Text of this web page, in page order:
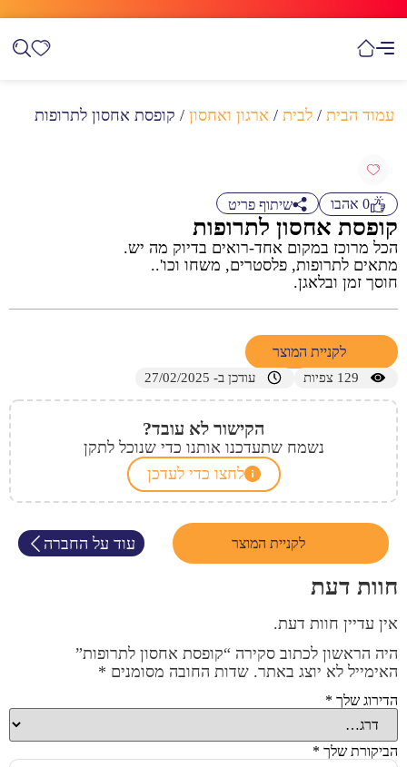
עמוד הבית / לבית / ארגון ואחסון / קופסת אחסון לתרופות
0 אהבו שיתוף פריט
קופסת אחסון לתרופות
הכל מרוכז במקום אחד-רואים בדיוק מה יש.
מתאים לתרופות, פלסטרים, משחו וכו'..
חוסך זמן ובלאגן.
לקניית המוצר
129 צפיות עודכן ב- 27/02/2025
הקישור לא עובד?
נשמח שתעדכנו אותנו כדי שנוכל לתקן
לחצו כדי לעדכן
לקניית המוצר עוד על החברה
חוות דעת
אין עדיין חוות דעת.
היה הראשון לכתוב סקירה “קופסת אחסון לתרופות”
האימייל לא יוצג באתר. שדות החובה מסומנים *
הדירוג שלך *
הביקורת שלך *